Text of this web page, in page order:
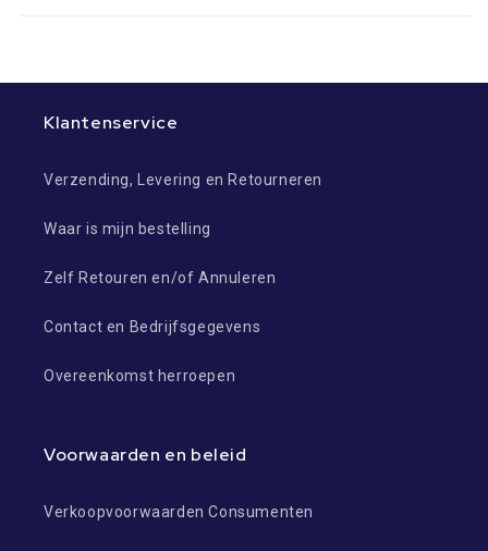
Klantenservice
Verzending, Levering en Retourneren
Waar is mijn bestelling
Zelf Retouren en/of Annuleren
Contact en Bedrijfsgegevens
Overeenkomst herroepen
Voorwaarden en beleid
Verkoopvoorwaarden Consumenten